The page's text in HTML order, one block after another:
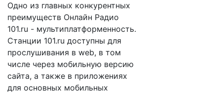
Одно из главных конкурентных
преимуществ Онлайн Радио
101.ru - мультиплатформенность.
Станции 101.ru доступны для
прослушивания в web, в том
числе через мобильную версию
сайта, а также в приложениях
для основных мобильных